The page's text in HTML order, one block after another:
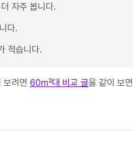
자주 봅니다.
다.
적습니다.
보려면 60㎡대 비교 글을 같이 보면